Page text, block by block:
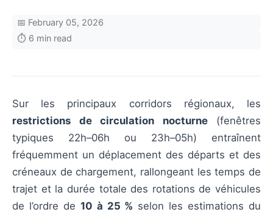
📅 February 05, 2026
⏱️ 6 min read
Sur les principaux corridors régionaux, les
restrictions de circulation nocturne(fenêtres
typiques 22h–06h ou 23h–05h) entraînent
fréquemment un déplacement des départs et des
créneaux de chargement, rallongeant les temps de
trajet et la durée totale des rotations de véhicules
de l’ordre de 10 à 25 % selon les estimations du